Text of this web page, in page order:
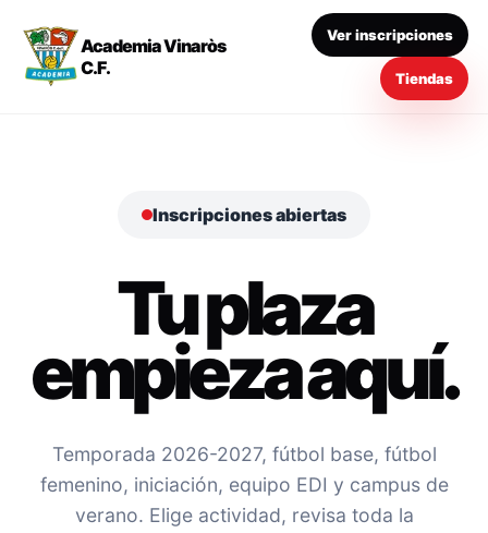
Academia Vinaròs
C.F.
Ver inscripciones
Tiendas
Inscripciones abiertas
Tu plaza
empieza aquí.
Temporada 2026-2027, fútbol base, fútbol
femenino, iniciación, equipo EDI y campus de
verano. Elige actividad, revisa toda la